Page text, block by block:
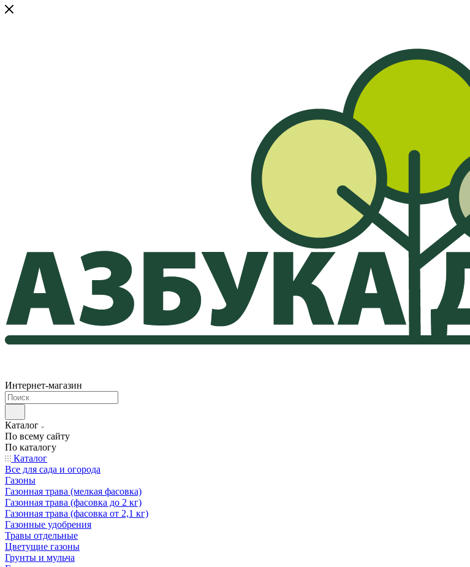
Интернет-магазин
Каталог
По всему сайту
По каталогу
Каталог
Все для сада и огорода
Газоны
Газонная трава (мелкая фасовка)
Газонная трава (фасовка до 2 кг)
Газонная трава (фасовка от 2,1 кг)
Газонные удобрения
Травы отдельные
Цветущие газоны
Грунты и мульча